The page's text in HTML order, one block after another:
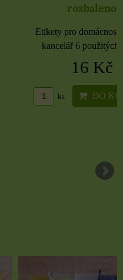
rozbaleno
Etikety pro
kancelář 6 použitých
16 Kč
ks DO